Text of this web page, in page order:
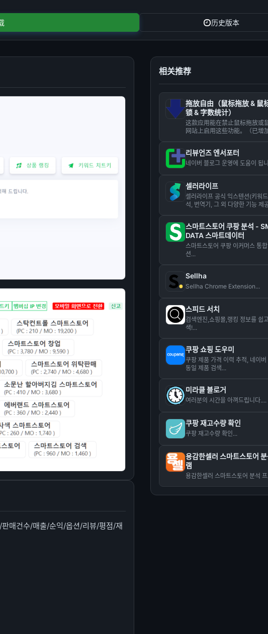
历史版本
매건수/매출/순익/옵션/리뷰/평점/재
相关推荐
拖放自由（鼠标拖放 & 鼠
锁 & 字数统计）
这款应用能在禁止鼠标拖放或
网站上启用这些功能。（已增
리뷰언즈 엔서포터
네이버 블로그 운영에 도움이 됩
셀러라이프
셀러라이프 공식 익스텐션(키워
석, 번역기, 그 외 다양한 기능 제
스마트스토어 쿠팡 분석 -
DATA 스마트데이터
스마트스토어 쿠팡 이커머스 통
션...
Sellha
Sellha Chrome Extension...
스피드 서치
검색엔진,쇼핑몰,랭킹 정보를 쉽
색!...
쿠팡 쇼핑 도우미
쿠팡 제품 가격 이력 추적, 네이
동일 제품 검색...
미라클 블로거
여러분의 시간을 아껴드립니다....
쿠팡 재고수량 확인
쿠팡 재고수량 확인...
용감한셀러 스마트스토어
램
용감한셀러 스마트스토어 분석